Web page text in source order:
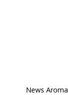
News Aroma